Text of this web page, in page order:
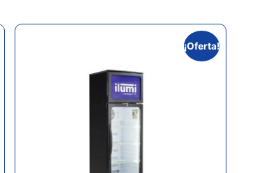
¡Oferta!